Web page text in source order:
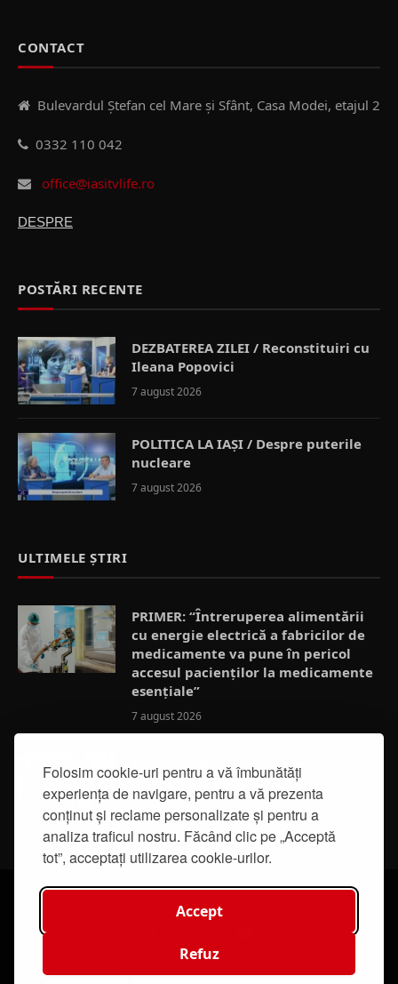
Folosim cookie-uri pentru a vă îmbunătăți
experiența de navigare, pentru a vă prezenta
conținut și reclame personalizate și pentru a
analiza traficul nostru. Făcând clic pe „Acceptă
tot”, acceptați utilizarea cookie-urilor.
Accept
Refuz
CONTACT
Bulevardul Ștefan cel Mare și Sfânt, Casa Modei, etajul 2
0332 110 042
office@iasitvlife.ro
DESPRE
POSTĂRI RECENTE
DEZBATEREA ZILEI / Reconstituiri cu
Ileana Popovici
7 august 2026
POLITICA LA IAȘI / Despre puterile
nucleare
7 august 2026
ULTIMELE ȘTIRI
PRIMER: “Întreruperea alimentării
cu energie electrică a fabricilor de
medicamente va pune în pericol
accesul pacienților la medicamente
esențiale”
7 august 2026
Activități de educație pentru
promovarea integrității
7 august 2026